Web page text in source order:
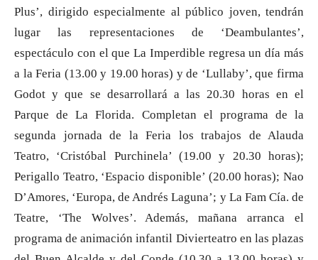
Plus’, dirigido especialmente al público joven, tendrán
lugar las representaciones de ‘Deambulantes’,
espectáculo con el que La Imperdible regresa un día más
a la Feria (13.00 y 19.00 horas) y de ‘Lullaby’, que firma
Godot y que se desarrollará a las 20.30 horas en el
Parque de La Florida. Completan el programa de la
segunda jornada de la Feria los trabajos de Alauda
Teatro, ‘Cristóbal Purchinela’ (19.00 y 20.30 horas);
Perigallo Teatro, ‘Espacio disponible’ (20.00 horas); Nao
D’Amores, ‘Europa, de Andrés Laguna’; y La Fam Cía. de
Teatre, ‘The Wolves’. Además, mañana arranca el
programa de animación infantil Divierteatro en las plazas